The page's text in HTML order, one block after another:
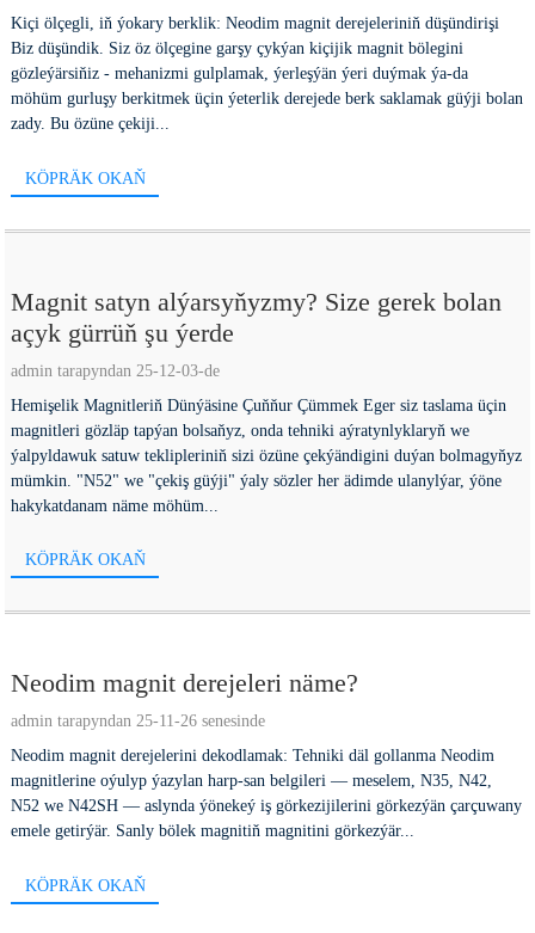
Kiçi ölçegli, iň ýokary berklik: Neodim magnit derejeleriniň düşündirişi
Biz düşündik. Siz öz ölçegine garşy çykýan kiçijik magnit bölegini
gözleýärsiňiz - mehanizmi gulplamak, ýerleşýän ýeri duýmak ýa-da
möhüm gurluşy berkitmek üçin ýeterlik derejede berk saklamak güýji bolan
zady. Bu özüne çekiji...
KÖPRÄK OKAŇ
Magnit satyn alýarsyňyzmy? Size gerek bolan
açyk gürrüň şu ýerde
admin tarapyndan 25-12-03-de
Hemişelik Magnitleriň Dünýäsine Çuňňur Çümmek Eger siz taslama üçin
magnitleri gözläp tapýan bolsaňyz, onda tehniki aýratynlyklaryň we
ýalpyldawuk satuw teklipleriniň sizi özüne çekýändigini duýan bolmagyňyz
mümkin. "N52" we "çekiş güýji" ýaly sözler her ädimde ulanylýar, ýöne
hakykatdanam näme möhüm...
KÖPRÄK OKAŇ
Neodim magnit derejeleri näme?
admin tarapyndan 25-11-26 senesinde
Neodim magnit derejelerini dekodlamak: Tehniki däl gollanma Neodim
magnitlerine oýulyp ýazylan harp-san belgileri — meselem, N35, N42,
N52 we N42SH — aslynda ýönekeý iş görkezijilerini görkezýän çarçuwany
emele getirýär. Sanly bölek magnitiň magnitini görkezýär...
KÖPRÄK OKAŇ